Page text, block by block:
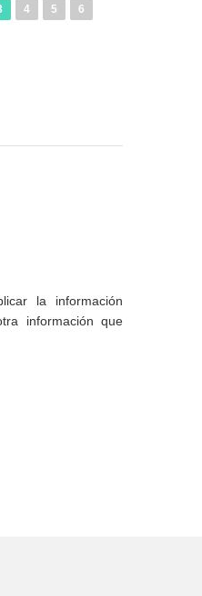
4 5
6
la información
información que